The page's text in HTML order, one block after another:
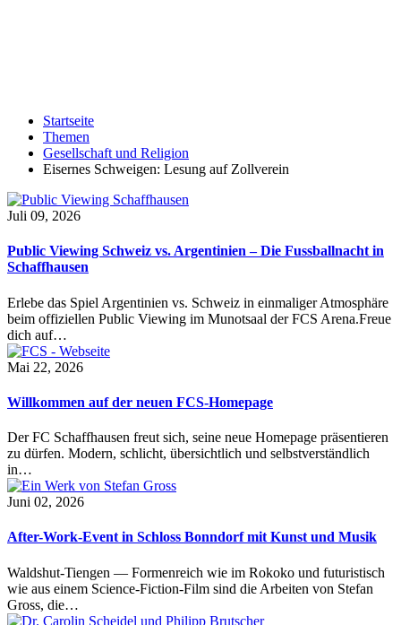
Startseite
Themen
Gesellschaft und Religion
Eisernes Schweigen: Lesung auf Zollverein
Juli 09, 2026
Public Viewing Schweiz vs. Argentinien – Die Fussballnacht in
Schaffhausen
Erlebe das Spiel Argentinien vs. Schweiz in einmaliger Atmosphäre
beim offiziellen Public Viewing im Munotsaal der FCS Arena.Freue
dich auf…
Mai 22, 2026
Willkommen auf der neuen FCS-Homepage
Der FC Schaffhausen freut sich, seine neue Homepage präsentieren
zu dürfen. Modern, schlicht, übersichtlich und selbstverständlich
in…
Juni 02, 2026
After-Work-Event in Schloss Bonndorf mit Kunst und Musik
Waldshut-Tiengen — Formenreich wie im Rokoko und futuristisch
wie aus einem Science-Fiction-Film sind die Arbeiten von Stefan
Gross, die…